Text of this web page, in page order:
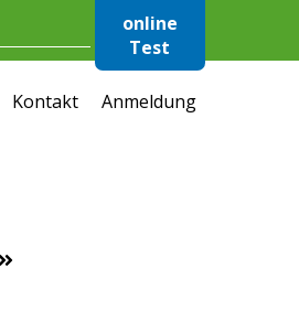
online
Test
Kontakt Anmeldung